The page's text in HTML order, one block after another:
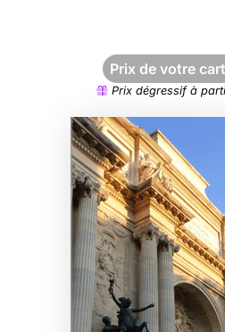
Prix de votre
Prix dégressif à